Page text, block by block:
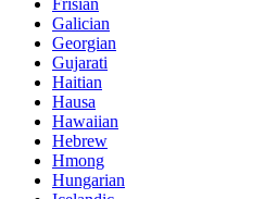
Galician
Georgian
Gujarati
Haitian
Hausa
Hawaiian
Hebrew
Hmong
Hungarian